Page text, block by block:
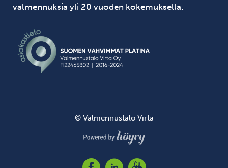
valmennuksia yli 20 vuoden kokemuksella.
© Valmennustalo Virta